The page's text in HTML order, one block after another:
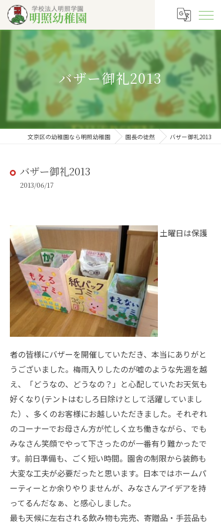
バザー御礼2013
文京区の幼稚園なら明照幼稚園 園長の徒然 バザー御礼2013
バザー御礼2013
2013/06/17
土曜日は保護
者の皆様にバザーを開催していただき、本当にありがと
うございました。梅雨入りしたのが嘘のような先週を越
え、「どうなの、どうなの？」と心配していたお天気も
好くなり(テントはむしろ日除けとして活躍していまし
た）、多くのお客様にお越しいただきました。それぞれ
のコーナーでお母さん方が忙しく立ち働きながら、でも
みなさん笑顔でやって下さったのが一番有り難かったで
す。前日準備も、ごく短い時間。園舎の制限から装飾も
大変な工夫が必要だったと思います。日本ではホームパ
ーティーとか余りやりませんが、みなさんアイデアを持
ってるんだなぁ、と感心しました。
最も天候に左右される飲み物も完売、寄贈品・手芸品も